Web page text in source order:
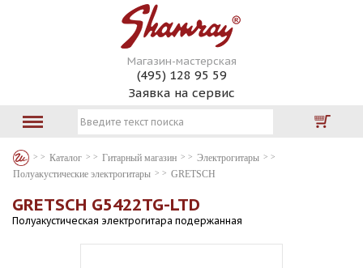
Магазин-мастерская
(495) 128 95 59
Заявка на сервис
Каталог Гитарный магазин
Электрогитары
Полуакустические электрогитары
GRETSCH
GRETSCH G5422TG-LTD
Полуакустическая электрогитара подержанная